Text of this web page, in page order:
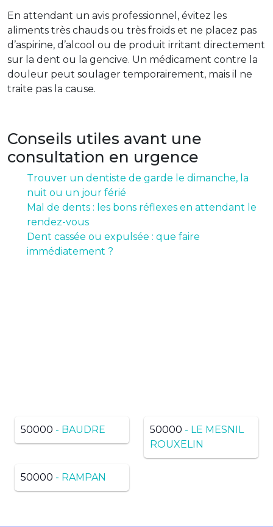
En attendant un avis professionnel, évitez les
aliments très chauds ou très froids et ne placez pas
d’aspirine, d’alcool ou de produit irritant directement
sur la dent ou la gencive. Un médicament contre la
douleur peut soulager temporairement, mais il ne
traite pas la cause.
Conseils utiles avant une
consultation en urgence
Trouver un dentiste de garde le dimanche, la
nuit ou un jour férié
Mal de dents : les bons réflexes en attendant le
rendez-vous
Dent cassée ou expulsée : que faire
immédiatement ?
50000 - BAUDRE 50000 - LE MESNIL
ROUXELIN
50000 - RAMPAN